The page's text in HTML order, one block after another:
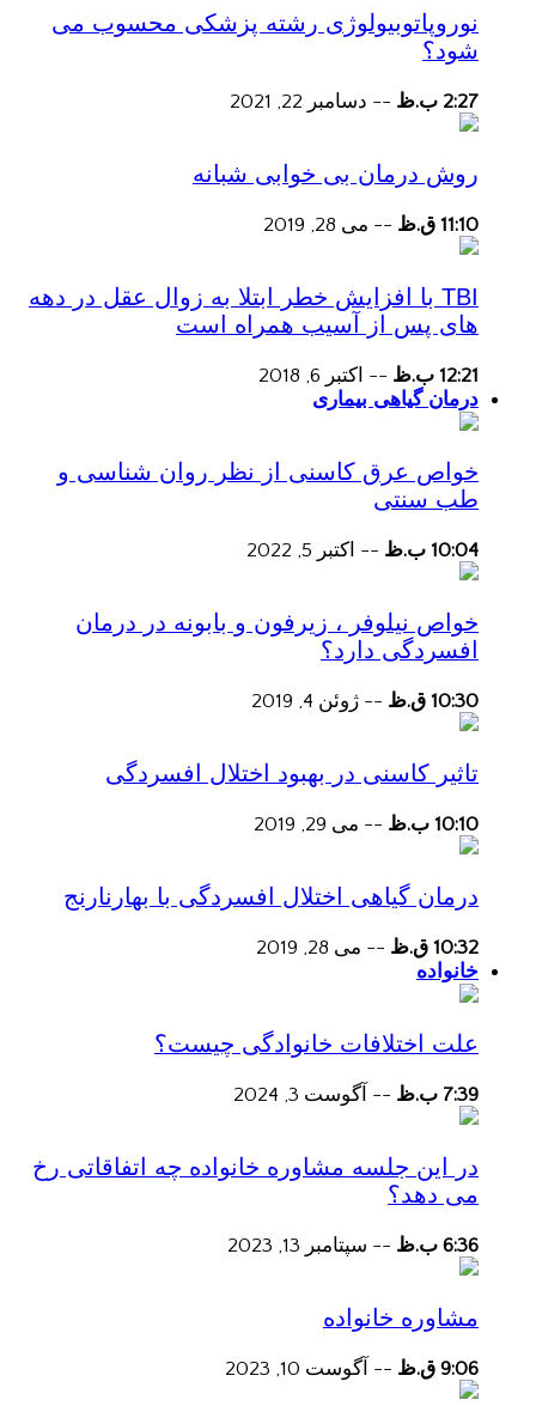
نوروپاتوبیولوژی رشته پزشکی محسوب می
شود؟
2:27 ب.ظ -- دسامبر 22, 2021
روش درمان بی خوابی شبانه
11:10 ق.ظ -- می 28, 2019
TBI با افزایش خطر ابتلا به زوال عقل در دهه
های پس از آسیب همراه است
12:21 ب.ظ -- اکتبر 6, 2018
درمان گیاهی بیماری
خواص عرق کاسنی از نظر روان شناسی و
طب سنتی
10:04 ب.ظ -- اکتبر 5, 2022
خواص نیلوفر ، زیرفون و بابونه در درمان
افسردگی دارد؟
10:30 ق.ظ -- ژوئن 4, 2019
تاثیر کاسنی در بهبود اختلال افسردگی
10:10 ب.ظ -- می 29, 2019
درمان گیاهی اختلال افسردگی با بهارنارنج
10:32 ق.ظ -- می 28, 2019
خانواده
علت اختلافات خانوادگی چیست؟
7:39 ب.ظ -- آگوست 3, 2024
در این جلسه مشاوره خانواده چه اتفاقاتی رخ
می دهد؟
6:36 ب.ظ -- سپتامبر 13, 2023
مشاوره خانواده
9:06 ق.ظ -- آگوست 10, 2023